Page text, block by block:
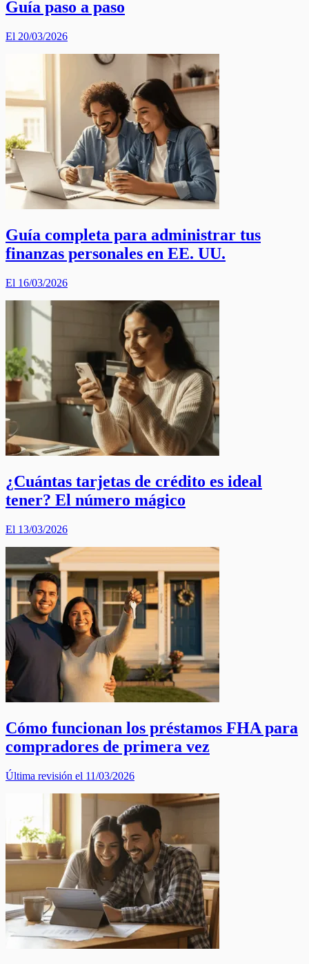
Guía paso a paso
El 20/03/2026
Guía completa para administrar tus
finanzas personales en EE. UU.
El 16/03/2026
¿Cuántas tarjetas de crédito es ideal
tener? El número mágico
El 13/03/2026
Cómo funcionan los préstamos FHA para
compradores de primera vez
Última revisión el 11/03/2026